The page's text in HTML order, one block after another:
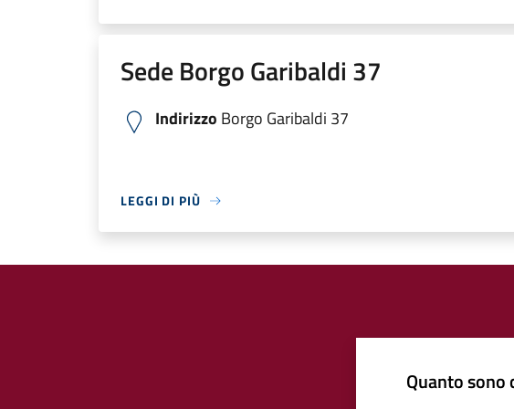
Sede Borgo Garibaldi 37
Indirizzo Borgo Garibaldi 37
LEGGI DI PIÙ
Quanto sono